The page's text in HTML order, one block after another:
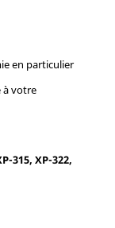
en particulier
à votre
315, XP-322,